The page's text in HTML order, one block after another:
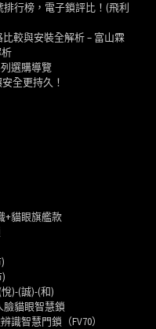
排行榜，電子鎖評比！(飛利
較與安裝全解析 – 富山霖
列選購導覽
全更持久！
+貓眼旗艦款
)-(誠)-(和)
臉貓眼智慧鎖
識智慧門鎖（FV70）